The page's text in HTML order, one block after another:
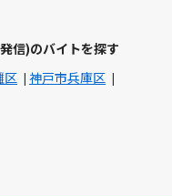
信)のバイトを探す
区
神戸市兵庫区